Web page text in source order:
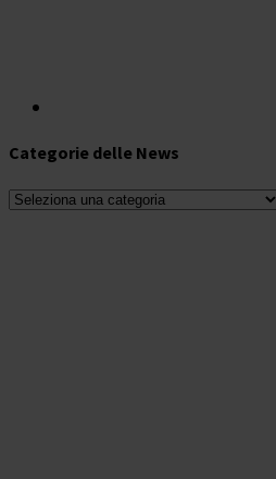
Categorie delle News
Categorie